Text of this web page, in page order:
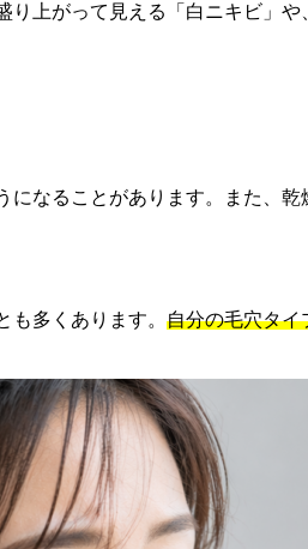
上がって見える「白ニキビ」
なることがあります。また、
多くあります。 自分の毛穴タイ